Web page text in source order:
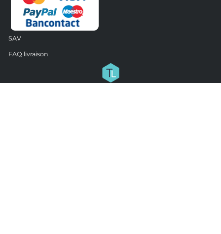
SAV
FAQ livraison